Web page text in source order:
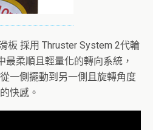
板 採用 Thruster System 2代輪
最柔順且輕量化的轉向系統，
一側擺動到另一側且旋轉角度
快感。